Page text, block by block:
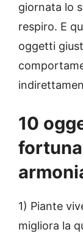
giornata lo
respiro. E
oggetti
10
1) Piante
migliora la